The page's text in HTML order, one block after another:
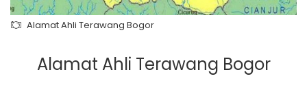
Alamat Ahli Terawang Bogor
Alamat Ahli Terawang Bogor